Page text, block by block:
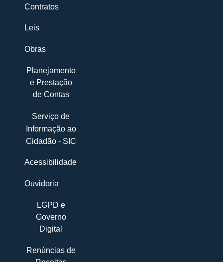
Contratos
Leis
Obras
Planejamento
e Prestação
de Contas
Serviço de
Informação ao
Cidadão - SIC
Acessibilidade
Ouvidoria
LGPD e
Governo
Digital
Renúncias de